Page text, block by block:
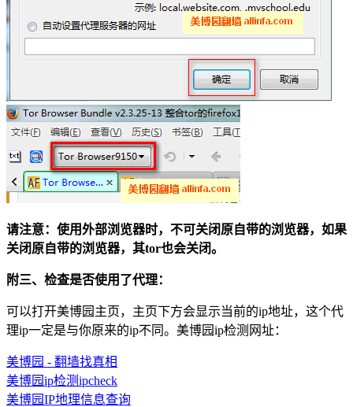
请注意：使用外部浏览器时，不可关闭原自带的浏览器，如果
关闭原自带的浏览器，其tor也会关闭。
附三、检查是否使用了代理：
可以打开美博园主页，主页下方会显示当前的ip地址，这个代
理ip一定是与你原来的ip不同。美博园ip检测网址：
美博园 - 翻墙找真相
美博园ip检测ipcheck
美博园IP地理信息查询